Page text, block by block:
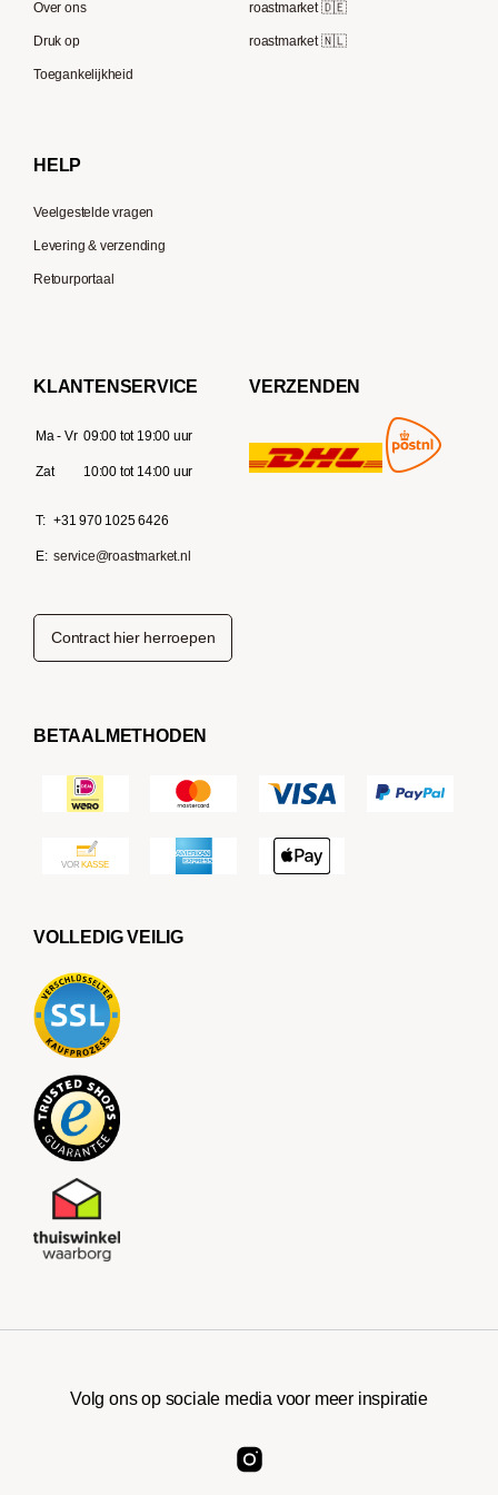
Speicherstadt Kaffee
Supremo
Moccamaster
Over ons
Druk op
Toegankelijkheid
roastmarket 🇩🇪
roastmarket 🇳🇱
HELP
Veelgestelde vragen
Levering & verzending
Retourportaal
KLANTENSERVICE
Ma - Vr 09:00 tot 19:00 uur
Zat 10:00 tot 14:00 uur
T: +31 970 1025 6426
E: service@roastmarket.nl
VERZENDEN
Contract hier herroepen
BETAALMETHODEN
VOLLEDIG VEILIG
Volg ons op sociale media voor meer inspiratie